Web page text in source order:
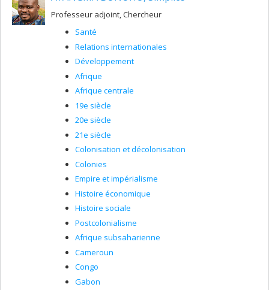
Professeur adjoint, Chercheur
Santé
Relations internationales
Développement
Afrique
Afrique centrale
19e siècle
20e siècle
21e siècle
Colonisation et décolonisation
Colonies
Empire et impérialisme
Histoire économique
Histoire sociale
Postcolonialisme
Afrique subsaharienne
Cameroun
Congo
Gabon